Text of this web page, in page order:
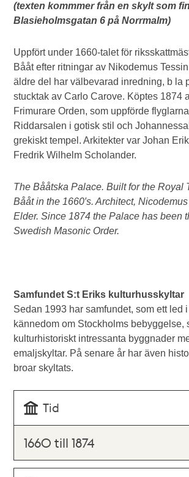
(texten kommmer från en skylt som
Blasieholmsgatan 6 på Norrmalm)
Uppfört under 1660-talet för
Bååt efter ritningar av Nikodemus
äldre del har välbevarad inredning, b la
stucktak av Carlo Carove. Köptes 1874
Frimurare Orden, som uppförde
Riddarsalen i gotisk stil och
grekiskt tempel. Arkitekter var Johan
Fredrik Wilhelm Scholander.
The Bååtska Palace. Built for the Royal
Bååt in the 1660′s. Architect,
Elder. Since 1874 the Palace has been
Swedish Masonic Order.
Samfundet S:t Eriks kulturhusskyltar
Sedan 1993 har samfundet, som ett led
kännedom om Stockholms bebyggelse,
kulturhistoriskt intressanta byggnader
emaljskyltar. På senare år har även
broar skyltats.
Tid
1660 till 1874